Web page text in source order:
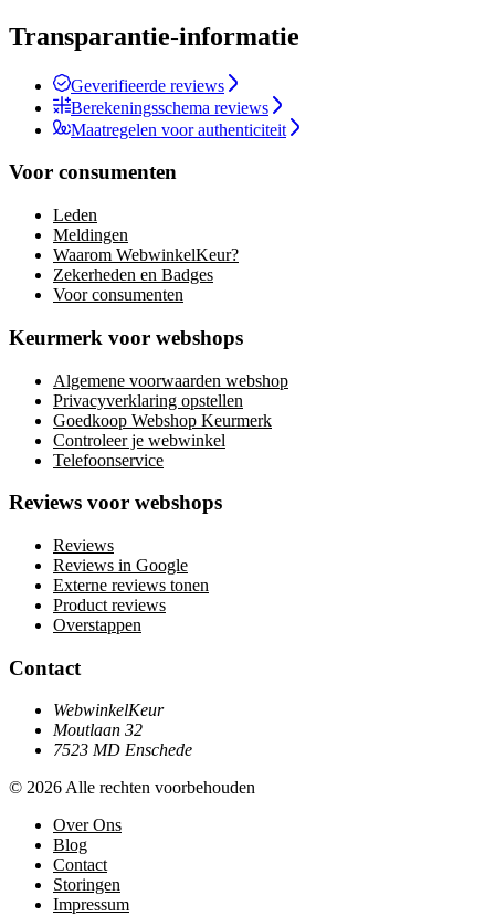
Transparantie-informatie
Geverifieerde reviews
Berekeningsschema reviews
Maatregelen voor authenticiteit
Voor consumenten
Leden
Meldingen
Waarom WebwinkelKeur?
Zekerheden en Badges
Voor consumenten
Keurmerk voor webshops
Algemene voorwaarden webshop
Privacyverklaring opstellen
Goedkoop Webshop Keurmerk
Controleer je webwinkel
Telefoonservice
Reviews voor webshops
Reviews
Reviews in Google
Externe reviews tonen
Product reviews
Overstappen
Contact
WebwinkelKeur
Moutlaan 32
7523 MD Enschede
© 2026 Alle rechten voorbehouden
Over Ons
Blog
Contact
Storingen
Impressum